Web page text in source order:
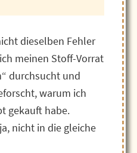
dieselben Fehler
meinen Stoff-Vorrat
durchsucht und
warum ich
gekauft habe.
nicht in die gleiche